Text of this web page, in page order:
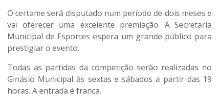
O certame será disputado num período de dois meses e
vai oferecer uma excelente premiação. A Secretaria
Municipal de Esportes espera um grande público para
prestigiar o evento.
Todas as partidas da competição serão realizadas no
Ginásio Municipal às sextas e sábados a partir das 19
horas. A entrada é franca.